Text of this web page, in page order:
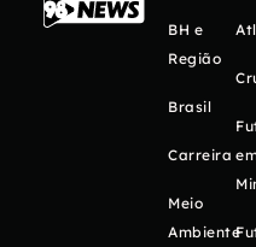
BH e
Região
Brasil
Carreira
Meio
Ambiente